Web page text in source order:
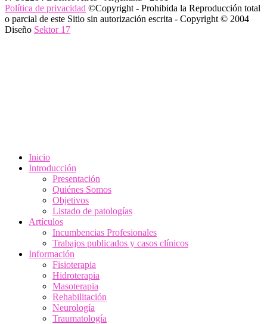
Política de privacidad ©Copyright - Prohibida la Reproducción total
o parcial de este Sitio sin autorización escrita - Copyright © 2004
Diseño Sektor 17
Inicio
Introducción
Presentación
Quiénes Somos
Objetivos
Listado de patologías
Artículos
Incumbencias Profesionales
Trabajos publicados y casos clínicos
Información
Fisioterapia
Hidroterapia
Masoterapia
Rehabilitación
Neurología
Traumatología